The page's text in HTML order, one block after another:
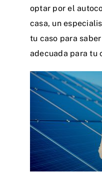
optar por el
casa, un
tu caso para
adecuada para tu